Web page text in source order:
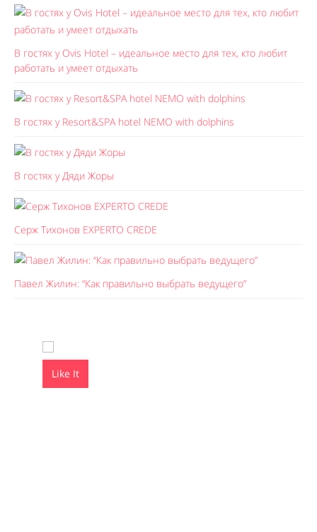
В гостях у Ovis Hotel – идеальное место для тех, кто любит
работать и умеет отдыхать
В гостях у Resort&SPA hotel NEMO with dolphins
В гостях у Дяди Жоры
Серж Тихонов EXPERTO CREDE
Павел Жилин: “Как правильно выбрать ведущего”
Like It